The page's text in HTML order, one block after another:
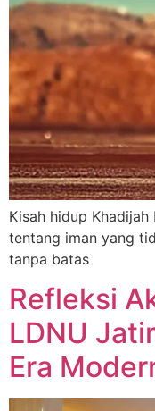
Kisah hidup
tentang iman yang
tanpa batas
Refleksi
LDNU
Era